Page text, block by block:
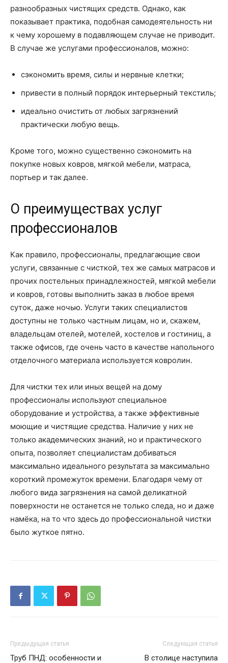
разнообразных чистящих средств. Однако, как
показывает практика, подобная самодеятельность ни
к чему хорошему в подавляющем случае не приводит.
В случае же услугами профессионалов, можно:
сэкономить время, силы и нервные клетки;
привести в полный порядок интерьерный текстиль;
идеально очистить от любых загрязнений
практически любую вещь.
Кроме того, можно существенно сэкономить на
покупке новых ковров, мягкой мебели, матраса,
портьер и так далее.
О преимуществах услуг
профессионалов
Как правило, профессионалы, предлагающие свои
услуги, связанные с чисткой, тех же самых матрасов и
прочих постельных принадлежностей, мягкой мебели
и ковров, готовы выполнить заказ в любое время
суток, даже ночью. Услуги таких специалистов
доступны не только частным лицам, но и, скажем,
владельцам отелей, мотелей, хостелов и гостиниц, а
также офисов, где очень часто в качестве напольного
отделочного материала используется ковролин.
Для чистки тех или иных вещей на дому
профессионалы используют специальное
оборудование и устройства, а также эффективные
моющие и чистящие средства. Наличие у них не
только академических знаний, но и практического
опыта, позволяет специалистам добиваться
максимально идеального результата за максимально
короткий промежуток времени. Благодаря чему от
любого вида загрязнения на самой деликатной
поверхности не останется не только следа, но и даже
намёка, на то что здесь до профессиональной чистки
было жуткое пятно.
Предыдущая статья
Труб ПНД: особенности и
Следующая статья
В столице наступила